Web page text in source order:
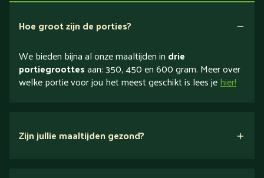
Hoe groot zijn de porties?
We bieden bijna al onze maaltijden in drie
portiegroottesaan: 350, 450 en 600 gram. Meer over
welke portie voor jou het meest geschikt is lees jehier!
Zijn jullie maaltijden gezond?